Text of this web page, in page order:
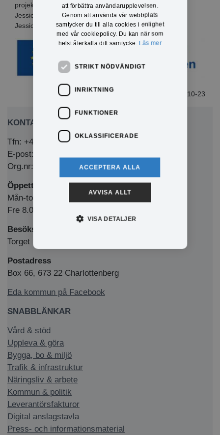
projektledare:
Jessica Henriksson
jessica.henriksson@eda.se
Jessica Skoglund
jessica.skoglund@eda.se
2025-10-23
KONTAKTA OSS
Tfn: +46 (0)571-281 00
E-post: kommun@eda.se
Org.nr: 212000-1769
Öppettider Medborgarkontor/växel
Mån-tors 8.00-12.00 & 13.00-16.00
Fre 8.00-12.00 & 13.00-15.00
Besöksadress
Torget 1, 673 32 Charlottenberg
Postadress
Box 66, 673 22 Charlottenberg
Eda kommun på Facebook
SNABBLÄNKAR
Vård & stöd
Uppleva & göra
Bygga, bo & miljö
Trafik & infrastruktur
Näringsliv & arbete
Kommun & politik
Leverantörsfakturor
Digital anslagstavla
Press- och informationsmaterial
att förbättra användarupplevelsen.
Genom att använda vår webbplats
samtycker du till alla cookies i enlighet
med vår cookiepolicy. Du kan när som
helst återkalla ditt samtycke. Läs mer
STRIKT NÖDVÄNDIGT
INRIKTNING
FUNKTIONER
OKLASSIFICERADE
ACCEPTERA ALLA
AVVISA ALLT
VISA DETALJER